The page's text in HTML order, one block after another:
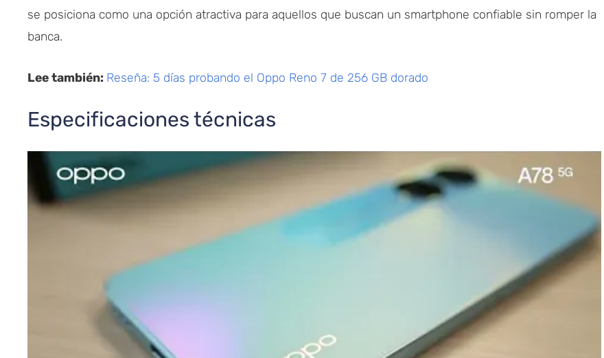
se posiciona como una opción atractiva para aquellos que buscan un smartphone confiable sin romper la
banca.
Lee también: Reseña: 5 días probando el Oppo Reno 7 de 256 GB dorado
Especificaciones técnicas